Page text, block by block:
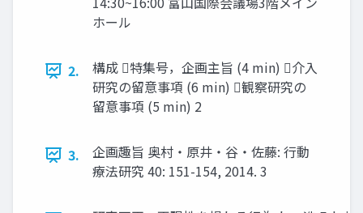
ホール
2.
構成 特集号，企画主旨 (4 min) 介入
研究の留意事項 (6 min) 観察研究の
留意事項 (5 min) 2
3.
企画趣旨 奥村・原井・谷・佐藤: ⾏動
療法研究 40: 151-154, 2014. 3